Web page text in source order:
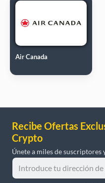
Air Canada
Recibe Ofertas
Crypto
Únete a miles de